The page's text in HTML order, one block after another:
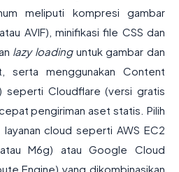
meliputi kompresi gambar
AVIF), minifikasi file CSS dan
lazy loadinguntuk gambar dan
serta menggunakan Content
seperti Cloudflare (versi gratis
pengiriman aset statis. Pilih
cloud seperti AWS EC2
M6g) atau Google Cloud
Engine) yang dikombinasikan